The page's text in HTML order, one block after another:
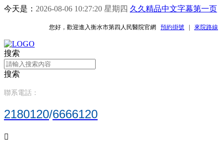
今天是： 2026-08-06 10:27:20 星期四 久久精品中文字幕第一页
您好，歡迎進入衡水市第四人民醫院官網 預約掛號 來院路線
搜索
搜索
聯系電話：
2180120/6666120
